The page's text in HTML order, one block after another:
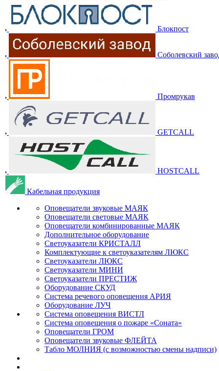
Блокпост
Соболевский
Промрукав
GETCALL
HOSTCALL
Кабельная продукция
Оповещатели звуковые МАЯК
Оповещатели световые МАЯК
Оповещатели комбинированные МАЯК
Дополнительное оборудование
Светоуказатели КРИСТАЛЛ
Комплектующие к светоуказателям ЛЮКС
Светоуказатели ЛЮКС
Светоуказатели МИНИ
Светоуказатели ПРЕСТИЖ
Оборудование СКУД
Система речевого оповещения АРИЯ
Оборудование ЛУЧ
Система оповещения ВИСТЛ
Система оповещения о пожаре «Соната»
Оповещатели ГРОМ
Оповещатели звуковые ФЛЕЙТА
Табло МОЛНИЯ (с возможностью смены надписи)